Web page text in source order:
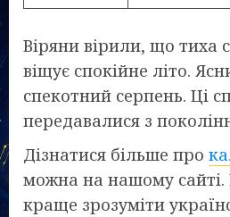
Віряни вірили, що тиха
віщує спокійне літо.
спекотний серпень. Ці
передавалися з
Дізнатися більше про
можна на нашому
краще зрозуміти